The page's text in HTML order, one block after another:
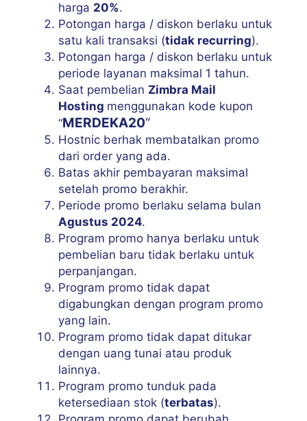
harga 20%.
Potongan harga / diskon berlaku untuk
satu kali transaksi (tidak recurring).
Potongan harga / diskon berlaku untuk
periode layanan maksimal 1 tahun.
Saat pembelian Zimbra Mail
Hosting menggunakan kode kupon
“MERDEKA20“
Hostnic berhak membatalkan promo
dari order yang ada.
Batas akhir pembayaran maksimal
setelah promo berakhir.
Periode promo berlaku selama bulan
Agustus 2024.
Program promo hanya berlaku untuk
pembelian baru tidak berlaku untuk
perpanjangan.
Program promo tidak dapat
digabungkan dengan program promo
yang lain.
Program promo tidak dapat ditukar
dengan uang tunai atau produk
lainnya.
Program promo tunduk pada
ketersediaan stok (terbatas).